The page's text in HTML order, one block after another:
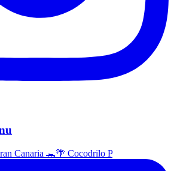
Canaria 🐊🌴 Cocodrilo P